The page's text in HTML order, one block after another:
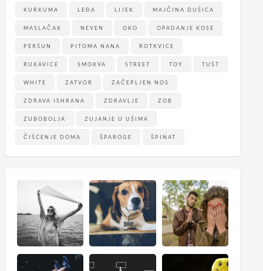
KURKUMA LEĐA LIJEK MAJČINA DUŠICA
MASLAČAK NEVEN OKO OPADANJE KOSE
PERŠUN PITOMA NANA ROTKVICE
RUKAVICE SMOKVA STREET TOY TUŠT
WHITE ZATVOR ZAČEPLJEN NOS
ZDRAVA ISHRANA ZDRAVLJE ZOB
ZUBOBOLJA ZUJANJE U UŠIMA
ČIŠĆENJE DOMA ŠPAROGE ŠPINAT